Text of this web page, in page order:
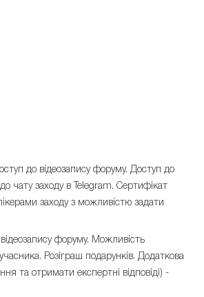
до відеозапису форуму. Доступ до
чату заходу в Telegram. Сертифікат
заходу з можливістю задати
форуму. Можливість
Розіграш подарунків. Додаткова
та отримати експертні відповіді) -